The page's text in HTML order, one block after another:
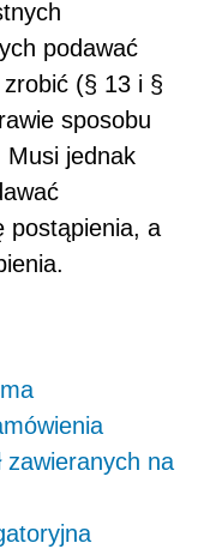
podawać
(§ 13 i §
sposobu
Musi jednak
postąpienia, a
zawieranych na